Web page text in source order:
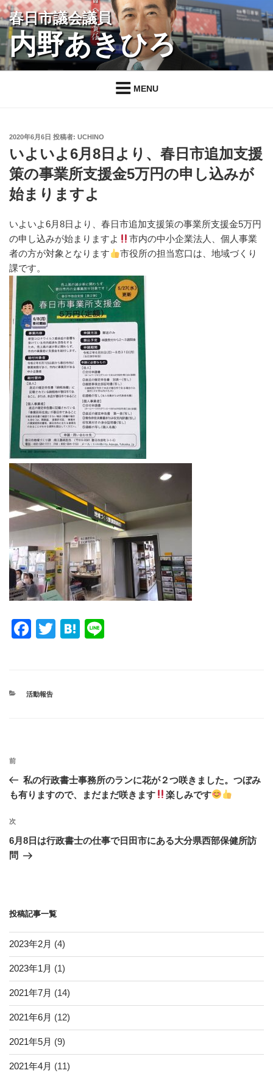
コ
ン
ツ
春日市議会議員
内野あきひろ
MENU
投
稿
日:
2020年6月6日 投稿者: UCHINO
いよいよ6月8日より、春日市追加支援
策の事業所支援金5万円の申し込みが
始まりますよ
いよいよ6月8日より、春日市追加支援策の事業所支援金5万円
の申し込みが始まりますよ
市内の中小企業法人、個人事業
者の方が対象となります
市役所の担当窓口は、地域づくり
課です。
F
e
T
H
カ
活動報告
投
ナ
ゲ
ー
シ
過
去
の
稿
前
私の行政書士事務所のランに花が２つ咲きました。つぼみ
も有りますので、まだまだ咲きます
楽しみです
次
の
投
次
6月8日は行政書士の仕事で日田市にある大分県西部保健所訪
問
投稿記事一覧
2023年2月 (4)
2023年1月 (1)
2021年7月 (14)
2021年6月 (12)
2021年5月 (9)
2021年4月 (11)